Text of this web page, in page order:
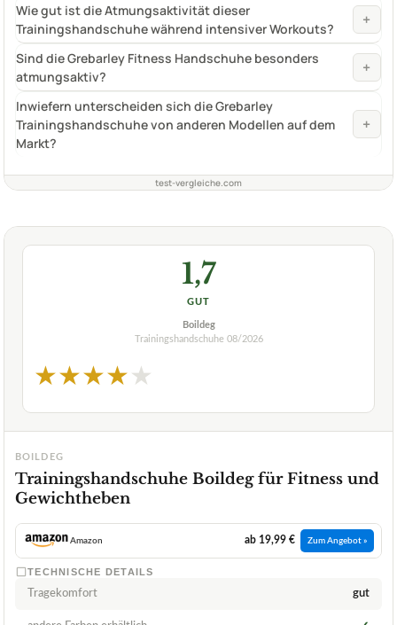
Wie gut ist die Atmungsaktivität dieser
Trainingshandschuhe während intensiver Workouts?
+
Sind die Grebarley Fitness Handschuhe besonders
atmungsaktiv?
+
Inwiefern unterscheiden sich die Grebarley
Trainingshandschuhe von anderen Modellen auf dem
Markt?
+
test-vergleiche.com
1,7
GUT
Boildeg
Trainingshandschuhe 08/2026
★★★★★
BOILDEG
Trainingshandschuhe Boildeg für Fitness und
Gewichtheben
Amazon ab 19,99 € Zum Angebot »
TECHNISCHE DETAILS
Tragekomfort gut